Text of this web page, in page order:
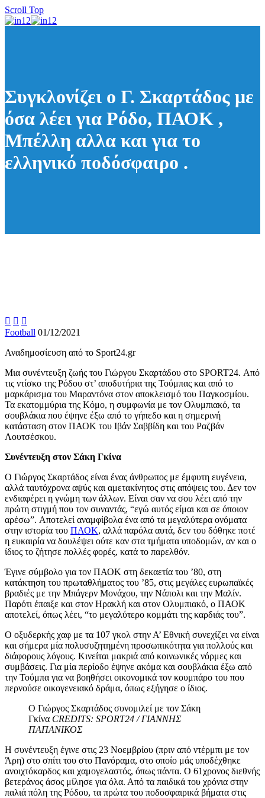
Scroll Top
Συγκλονίζει ο Γ. Σκαρτάδος με
όσα λέει για Ρόδο, ΠΑΟΚ ,
Μπέλλη αλλα και για το
ελληνικό ποδόσφαιρο .
  
Football 01/12/2021
Αναδημοσίευση από το Sport24.gr
Μια συνέντευξη ζωής του Γιώργου Σκαρτάδου στο SPORT24. Από
τις ντίσκο της Ρόδου στ’ αποδυτήρια της Τούμπας και από το
μαρκάρισμα του Μαραντόνα στον αποκλεισμό του Παγκοσμίου.
Τα εκατομμύρια της Κόμο, η συμφωνία με τον Ολυμπιακό, τα
σουβλάκια που έψηνε έξω από το γήπεδο και η σημερινή
κατάσταση στον ΠΑΟΚ του Ιβάν Σαββίδη και του Ραζβάν
Λουτσέσκου.
Συνέντευξη στον Σάκη Γκίνα
Ο Γιώργος Σκαρτάδος είναι ένας άνθρωπος με έμφυτη ευγένεια,
αλλά ταυτόχρονα αψύς και αμετακίνητος στις απόψεις του. Δεν τον
ενδιαφέρει η γνώμη των άλλων. Είναι σαν να σου λέει από την
πρώτη στιγμή που τον συναντάς, “εγώ αυτός είμαι και σε όποιον
αρέσω”. Αποτελεί αναμφίβολα ένα από τα μεγαλύτερα ονόματα
στην ιστορία του ΠΑΟΚ, αλλά παρόλα αυτά, δεν του δόθηκε ποτέ
η ευκαιρία να δουλέψει ούτε καν στα τμήματα υποδομών, αν και ο
ίδιος το ζήτησε πολλές φορές, κατά το παρελθόν.
Έγινε σύμβολο για τον ΠΑΟΚ στη δεκαετία του ’80, στη
κατάκτηση του πρωταθλήματος του ’85, στις μεγάλες ευρωπαϊκές
βραδιές με την Μπάγερν Μονάχου, την Νάπολι και την Μαλίν.
Παρότι έπαιξε και στον Ηρακλή και στον Ολυμπιακό, ο ΠΑΟΚ
αποτελεί, όπως λέει, “το μεγαλύτερο κομμάτι της καρδιάς του”.
Ο οξυδερκής χαφ με τα 107 γκολ στην Α’ Εθνική συνεχίζει να είναι
και σήμερα μία πολυσυζητημένη προσωπικότητα για πολλούς και
διάφορους λόγους. Κινείται μακριά από κοινωνικές νόρμες και
συμβάσεις. Για μία περίοδο έψηνε ακόμα και σουβλάκια έξω από
την Τούμπα για να βοηθήσει οικονομικά τον κουμπάρο του που
περνούσε οικογενειακό δράμα, όπως εξήγησε ο ίδιος.
Ο Γιώργος Σκαρτάδος συνομιλεί με τον Σάκη
Γκίνα CREDITS: SPORT24 / ΓΙΑΝΝΗΣ
ΠΑΠΑΝΙΚΟΣ
Η συνέντευξη έγινε στις 23 Νοεμβρίου (πριν από ντέρμπι με τον
Άρη) στο σπίτι του στο Πανόραμα, στο οποίο μάς υποδέχθηκε
ανοιχτόκαρδος και χαμογελαστός, όπως πάντα. Ο 61χρονος διεθνής
βετεράνος άσος μίλησε για όλα. Από τα παιδικά του χρόνια στην
παλιά πόλη της Ρόδου, τα πρώτα του ποδοσφαιρικά βήματα στις